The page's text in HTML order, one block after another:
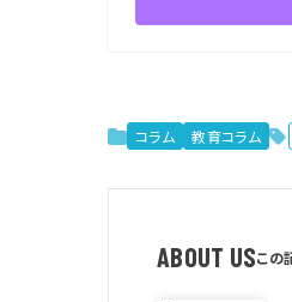
コラム 教育コラム
ABOUT US